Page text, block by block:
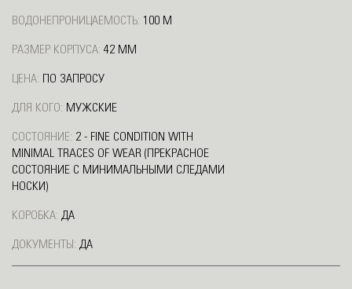
ВОДОНЕПРОНИЦАЕМОСТЬ: 100 М
РАЗМЕР КОРПУСА: 42 ММ
ЦЕНА: ПО ЗАПРОСУ
ДЛЯ КОГО: МУЖСКИЕ
СОСТОЯНИЕ: 2 - FINE CONDITION WITH
MINIMAL TRACES OF WEAR (ПРЕКРАСНОЕ
СОСТОЯНИЕ С МИНИМАЛЬНЫМИ СЛЕДАМИ
НОСКИ)
КОРОБКА: ДА
ДОКУМЕНТЫ: ДА